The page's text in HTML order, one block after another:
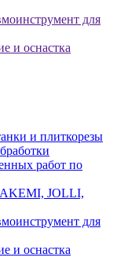
для
и оснастка
и плиткорезы
работ по
JOLLI,
для
и оснастка